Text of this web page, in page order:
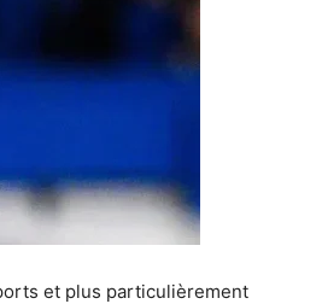
et plus particulièrement